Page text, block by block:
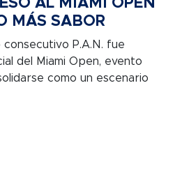
AL MIAMI OPEN
MÁS SABOR
consecutivo P.A.N. fue
del Miami Open, evento
como un escenario